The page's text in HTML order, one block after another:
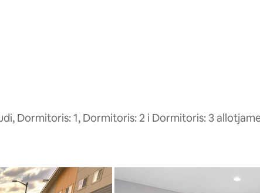
Dormitoris: 1, Dormitoris: 2 i Dormitoris: 3